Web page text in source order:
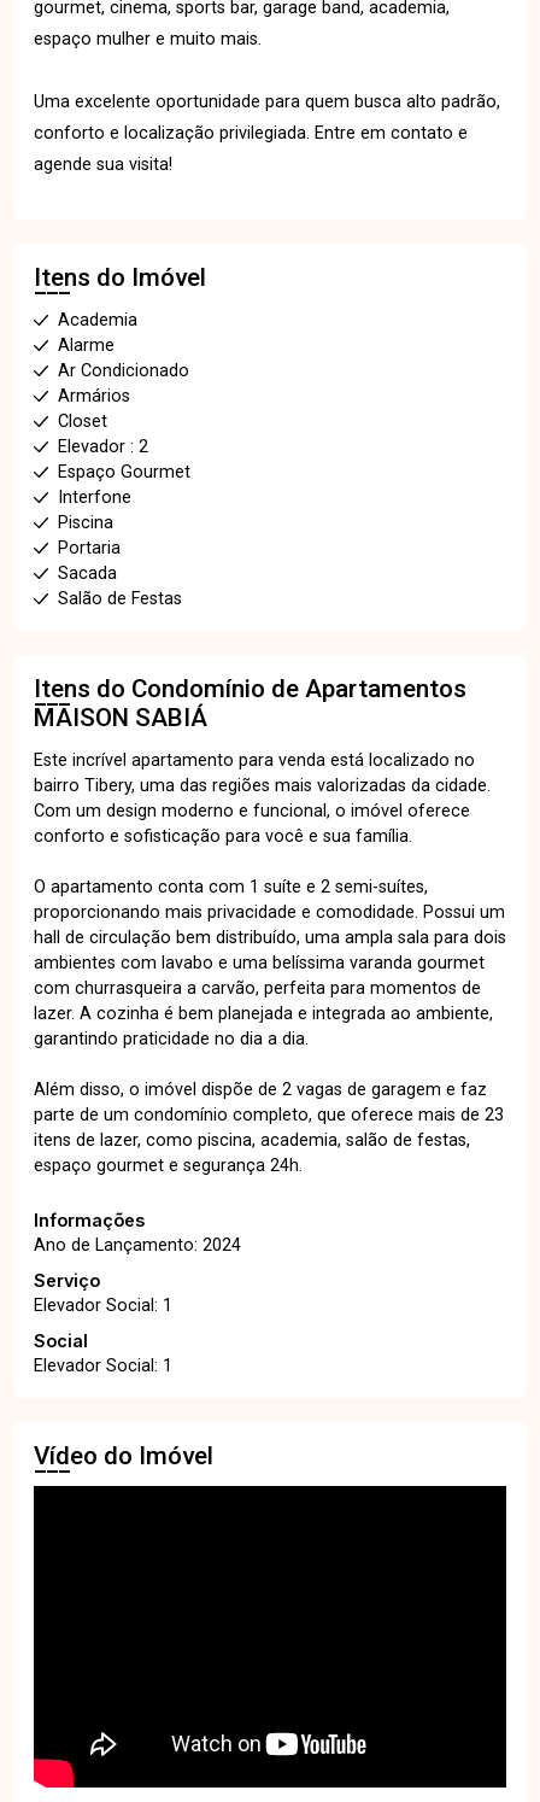
gourmet, cinema, sports bar, garage band, academia,
espaço mulher e muito mais.
Uma excelente oportunidade para quem busca alto padrão,
conforto e localização privilegiada. Entre em contato e
agende sua visita!
Itens do Imóvel
Academia
Alarme
Ar Condicionado
Armários
Closet
Elevador : 2
Espaço Gourmet
Interfone
Piscina
Portaria
Sacada
Salão de Festas
Itens do Condomínio de Apartamentos
MAISON SABIÁ
Este incrível apartamento para venda está localizado no
bairro Tibery, uma das regiões mais valorizadas da cidade.
Com um design moderno e funcional, o imóvel oferece
conforto e sofisticação para você e sua família.
O apartamento conta com 1 suíte e 2 semi-suítes,
proporcionando mais privacidade e comodidade. Possui um
hall de circulação bem distribuído, uma ampla sala para dois
ambientes com lavabo e uma belíssima varanda gourmet
com churrasqueira a carvão, perfeita para momentos de
lazer. A cozinha é bem planejada e integrada ao ambiente,
garantindo praticidade no dia a dia.
Além disso, o imóvel dispõe de 2 vagas de garagem e faz
parte de um condomínio completo, que oferece mais de 23
itens de lazer, como piscina, academia, salão de festas,
espaço gourmet e segurança 24h.
Informações
Ano de Lançamento: 2024
Serviço
Elevador Social: 1
Social
Elevador Social: 1
Vídeo do Imóvel